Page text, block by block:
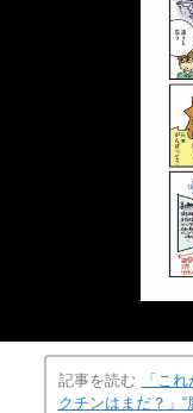
記事を読む
「こ
クチンはまだ？」